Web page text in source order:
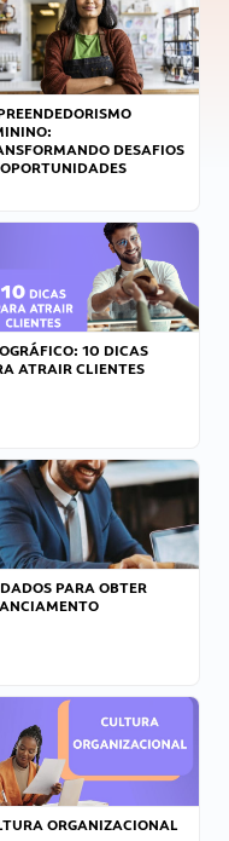
DESAFIOS
10 DICAS
ATRAIR CLIENTES
PARA OBTER
ORGANIZACIONAL